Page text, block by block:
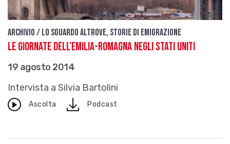
Archivio / Lo sguardo altrove, storie di emigrazione
Le Giornate dell’Emilia-Romagna negli Stati Uniti
19 agosto 2014
Intervista a Silvia Bartolini
Ascolta downloadPodcast